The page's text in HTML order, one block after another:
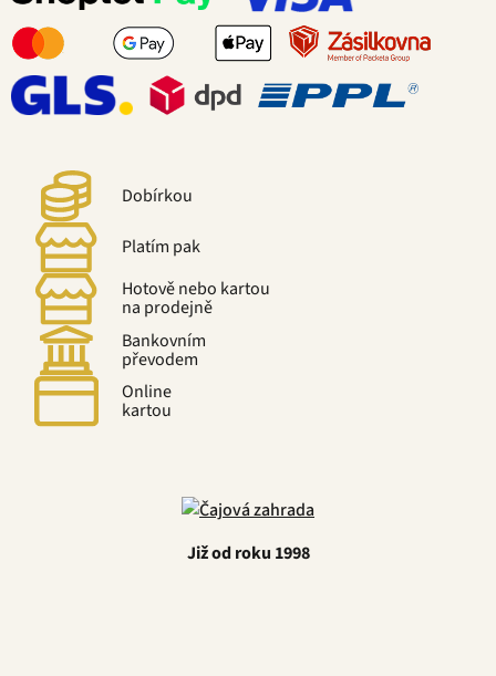
Dobírkou
Platím pak
Hotově nebo kartou
na prodejně
Bankovním
převodem
Online
kartou
Již od roku 1998